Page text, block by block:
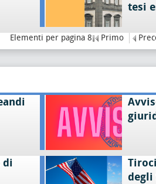
tesi
Elementi per pagina 8 Primo
di
degli